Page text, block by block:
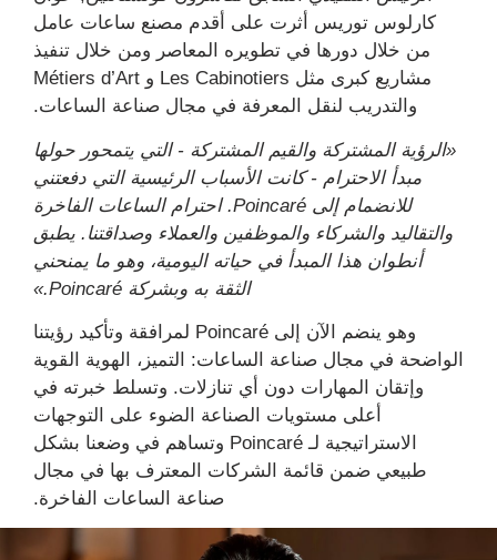
كارلوس توريس أثرت على أقدم مصنع ساعات عامل
من خلال دورها في تطويره المعاصر ومن خلال تنفيذ
مشاريع كبرى مثل Les Cabinotiers و Métiers d’Art
والتدريب لنقل المعرفة في مجال صناعة الساعات.
«الرؤية المشتركة والقيم المشتركة - التي يتمحور حولها
مبدأ الاحترام - كانت الأسباب الرئيسية التي دفعتني
للانضمام إلى Poincaré. احترام الساعات الفاخرة
والتقاليد والشركاء والموظفين والعملاء وصداقتنا. يطبق
أنطوان هذا المبدأ في حياته اليومية، وهو ما يمنحني
الثقة به وبشركة Poincaré.»
وهو ينضم الآن إلى Poincaré لمرافقة وتأكيد رؤيتنا
الواضحة في مجال صناعة الساعات: التميز، الهوية القوية
وإتقان المهارات دون أي تنازلات. وتسلط خبرته في
أعلى مستويات الصناعة الضوء على التوجهات
الاستراتيجية لـ Poincaré وتساهم في وضعنا بشكل
طبيعي ضمن قائمة الشركات المعترف بها في مجال
صناعة الساعات الفاخرة.